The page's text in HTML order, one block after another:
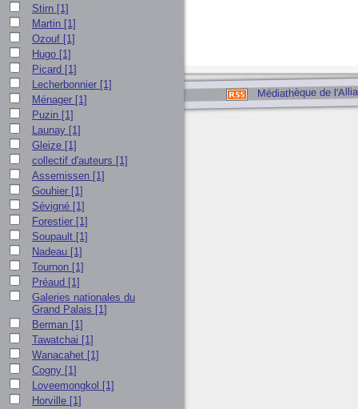
Médiathèque de
Stirn [1]
Martin [1]
Ozouf [1]
Hugo [1]
Picard [1]
Lecherbonnier [1]
Ménager [1]
Puzin [1]
Launay [1]
Gleize [1]
collectif d'auteurs [1]
Assemissen [1]
Gouhier [1]
Sévigné [1]
Forestier [1]
Soupault [1]
Nadeau [1]
Tournon [1]
Préaud [1]
Galeries nationales du
Grand Palais [1]
Berman [1]
Tawatchai [1]
Wanacahet [1]
Cogny [1]
Loveemongkol [1]
Horville [1]